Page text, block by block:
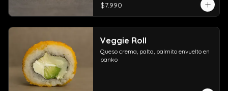
$7.990
Veggie Roll
Queso crema, palta, palmito envuelto en
panko